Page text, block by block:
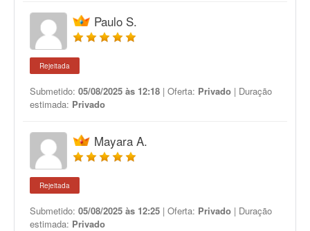
Paulo S.
Rejeitada
Submetido: 05/08/2025 às 12:18 | Oferta: Privado | Duração
estimada: Privado
Mayara A.
Rejeitada
Submetido: 05/08/2025 às 12:25 | Oferta: Privado | Duração
estimada: Privado